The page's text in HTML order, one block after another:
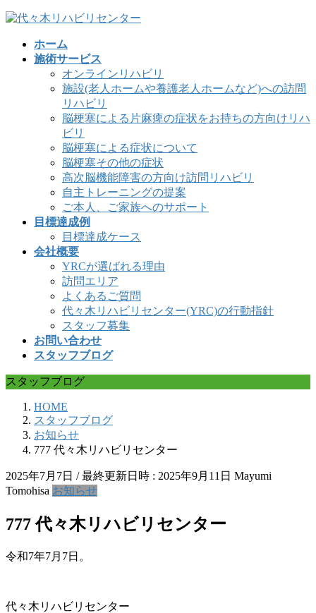
コ
ナ
ホーム
施術サービス
オンラインリハビリ
施設(老人ホームや養護老人ホームなど)への訪問
リハビリ
脳梗塞による片麻痺の症状をお持ちの方向けリハ
ビリ
脳梗塞による症状について
脳梗塞その他の症状
高次脳機能障害の方向け訪問リハビリ
自主トレーニングの提案
ご本人、ご家族へのサポート
目標達成例
目標達成ケース
会社概要
YRCが選ばれる理由
訪問エリア
よくあるご質問
代々木リハビリセンター(YRC)の行動指針
スタッフ募集
お問い合わせ
スタッフブログ
スタッフブログ
HOME
スタッフブログ
お知らせ
777 代々木リハビリセンター
2025年7月7日 / 最終更新日時 : 2025年9月11日 Mayumi
Tomohisa お知らせ
777 代々木リハビリセンター
令和7年7月7日。
代々木リハビリセンター